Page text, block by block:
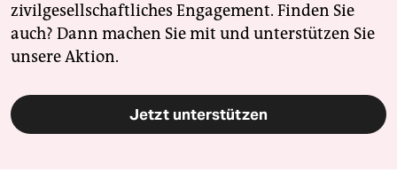
zivilgesellschaftliches Engagement. Finden Sie
auch? Dann machen Sie mit und unterstützen Sie
unsere Aktion.
Jetzt unterstützen